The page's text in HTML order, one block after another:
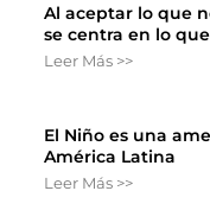
Al aceptar lo que
se centra en lo
Leer Más >>
El Niño es una
América Latina
Leer Más >>